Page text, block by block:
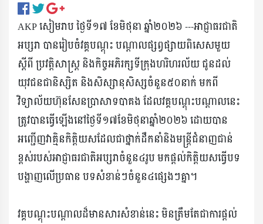
AKP សៀមរាប ថ្ងៃទី​​១​៧​ ខែមិថុនា​ ​​​ឆ្នាំ២០២៦ ---អាជ្ញាធរជាតិ
អប្សរា បានរៀបចំវគ្គបណ្តុះ បណ្តាលផ្សព្វផ្សាយពិសេសមួយ
ស្តីពី ប្រវត្តិសាស្ត្រ និងកិច្ចអភិរក្សទីក្រុងហរិហរល័យ ជូនដល់
យុវជនជានិស្សិត និងសិស្សានុសិស្សចំនួន៥០នាក់ មកពី
វិទ្យាល័យហ៊ុនសែនប្រាសាទបាគង ដែលវគ្គបណ្តុះបណ្តាលនេះ
ត្រូវបានធ្វើឡើងនៅថ្ងៃទី​១៧ខែមិថុនាឆ្នាំ២០២៦ ដោយបាន
អញ្ជើញវាគ្មិនកិត្តិយសដែលជាថ្នាក់ដឹកនាំនិងមន្ត្រីជំនាញជាន់
ខ្ពស់របស់អាជ្ញាធរជាតិអប្សរាចំនួន៤រូប មកផ្តល់កិត្តិយសធ្វើបទ
បង្ហាញលើប្រធាន បទសំខាន់ៗចំនួន៤ផ្សេងៗគ្នា។
វគ្គបណ្តុះបណ្តាលដ៏មានសារសំខាន់នេះ មិនត្រឹមតែជាការផ្តល់